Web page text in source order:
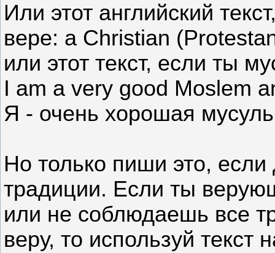
Или этот английский
вере: a Christian
или этот текст, если ты
I am a very good Moslem
Я - очень хорошая
Но только пиши это,
традиции. Если ты
или не соблюдаешь все
веру, то используй текст